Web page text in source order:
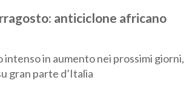
anticiclone africano
in aumento nei prossimi giorni,
gran parte d’Italia